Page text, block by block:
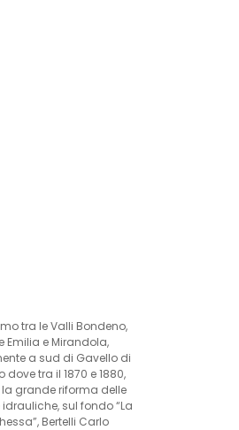
tra le Valli Bondeno,
Emilia e Mirandola,
a sud di Gavello di
dove tra il 1870 e 1880,
grande riforma delle
sul fondo “La
Bertelli Carlo